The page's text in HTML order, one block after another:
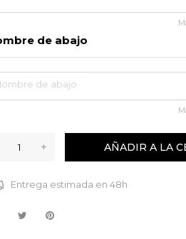
de abajo
+ AÑADIR A LA
Entrega estimada en 48h